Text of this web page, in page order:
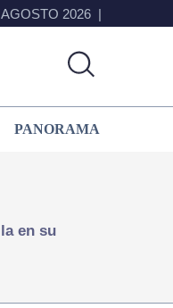
2026
PANORAMA
en su